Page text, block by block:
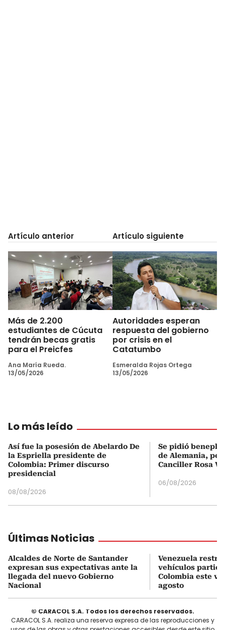
Artículo anterior
Más de 2.200
estudiantes de Cúcuta
tendrán becas gratis
para el Preicfes
Ana María Rueda.
13/05/2026
Artículo siguiente
Autoridades esperan
respuesta del gobierno
por crisis en el
Catatumbo
Esmeralda Rojas Ortega
13/05/2026
Lo más leído
Así fue la posesión de Abelardo De
la Espriella presidente de
Colombia: Primer discurso
presidencial
08/08/2026
Se pidió
de Alemania,
Canciller Rosa
06/08/2026
Últimas Noticias
Alcaldes de Norte de Santander
expresan sus expectativas ante la
llegada del nuevo Gobierno
Nacional
Venezuela
vehículos
Colombia este
agosto
© CARACOL S.A. Todos los derechos reservados.
CARACOL S.A. realiza una reserva expresa de las reproducciones y